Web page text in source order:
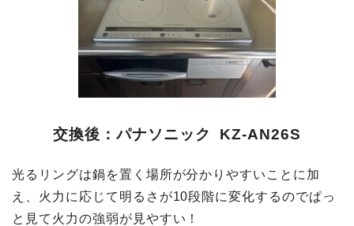
交換後：パナソニック KZ-AN26S
光るリングは鍋を置く場所が分かりやすいことに加
え、火力に応じて明るさが10段階に変化するのでぱっ
と見て火力の強弱が見やすい！